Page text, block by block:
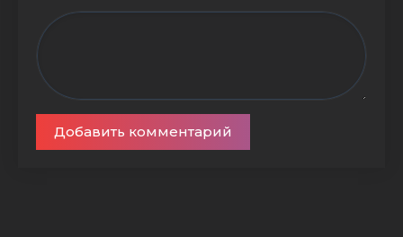
Добавить комментарий